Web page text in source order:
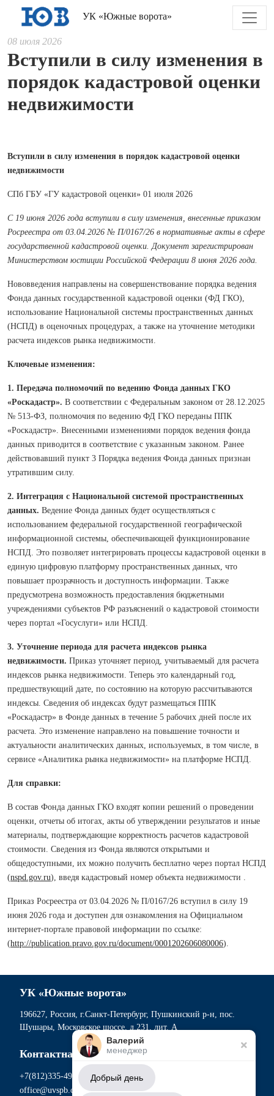
УК «Южные ворота»
08 июля 2026
Вступили в силу изменения в
порядок кадастровой оценки
недвижимости
Вступили в силу изменения в порядок кадастровой оценки
недвижимости
СПб ГБУ «ГУ кадастровой оценки» 01 июля 2026
С 19 июня 2026 года вступили в силу изменения, внесенные приказом
Росреестра от 03.04.2026 № П/0167/26 в нормативные акты в сфере
государственной кадастровой оценки. Документ зарегистрирован
Министерством юстиции Российской Федерации 8 июня 2026 года.
Нововведения направлены на совершенствование порядка ведения
Фонда данных государственной кадастровой оценки (ФД ГКО),
использование Национальной системы пространственных данных
(НСПД) в оценочных процедурах, а также на уточнение методики
расчета индексов рынка недвижимости.
Ключевые изменения:
1. Передача полномочий по ведению Фонда данных ГКО
«Роскадастр». В соответствии с Федеральным законом от 28.12.2025
№ 513-ФЗ, полномочия по ведению ФД ГКО переданы ППК
«Роскадастр». Внесенными изменениями порядок ведения фонда
данных приводится в соответствие с указанным законом. Ранее
действовавший пункт 3 Порядка ведения Фонда данных признан
утратившим силу.
2. Интеграция с Национальной системой пространственных
данных. Ведение Фонда данных будет осуществляться с
использованием федеральной государственной географической
информационной системы, обеспечивающей функционирование
НСПД. Это позволяет интегрировать процессы кадастровой оценки в
единую цифровую платформу пространственных данных, что
повышает прозрачность и доступность информации. Также
предусмотрена возможность предоставления бюджетными
учреждениями субъектов РФ разъяснений о кадастровой стоимости
через портал «Госуслуги» или НСПД.
3. Уточнение периода для расчета индексов рынка
недвижимости. Приказ уточняет период, учитываемый для расчета
индексов рынка недвижимости. Теперь это календарный год,
предшествующий дате, по состоянию на которую рассчитываются
индексы. Сведения об индексах будут размещаться ППК
«Роскадастр» в Фонде данных в течение 5 рабочих дней после их
расчета. Это изменение направлено на повышение точности и
актуальности аналитических данных, используемых, в том числе, в
сервисе «Аналитика рынка недвижимости» на платформе НСПД.
Для справки:
В состав Фонда данных ГКО входят копии решений о проведении
оценки, отчеты об итогах, акты об утверждении результатов и иные
материалы, подтверждающие корректность расчетов кадастровой
стоимости. Сведения из Фонда являются открытыми и
общедоступными, их можно получить бесплатно через портал НСПД
(nspd.gov.ru), введя кадастровый номер объекта недвижимости .
Приказ Росреестра от 03.04.2026 № П/0167/26 вступил в силу 19
июня 2026 года и доступен для ознакомления на Официальном
интернет-портале правовой информации по ссылке:
(http://publication.pravo.gov.ru/document/0001202606080006).
УК «Южные ворота»
196627, Россия, г.Санкт-Петербург, Пушкинский р-н, пос.
Шушары, Московское шоссе, д.231, лит. А
Контактная информация
+7(812)335-49-56
office@uvspb.com
Валерий
менеджер
Добрый день